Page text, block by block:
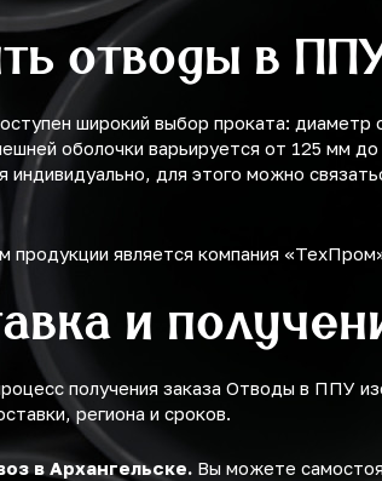
отводы в
широкий выбор проката:
оболочки варьируется от 125 мм
индивидуально, для этого можно
продукции является компания
и
получения заказа Отводы в ППУ
региона и сроков.
в Архангельске. Вы можете